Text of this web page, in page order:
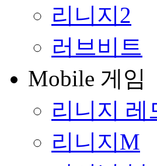
리니지2
러브비트
Mobile 게임
리니지 레
리니지M